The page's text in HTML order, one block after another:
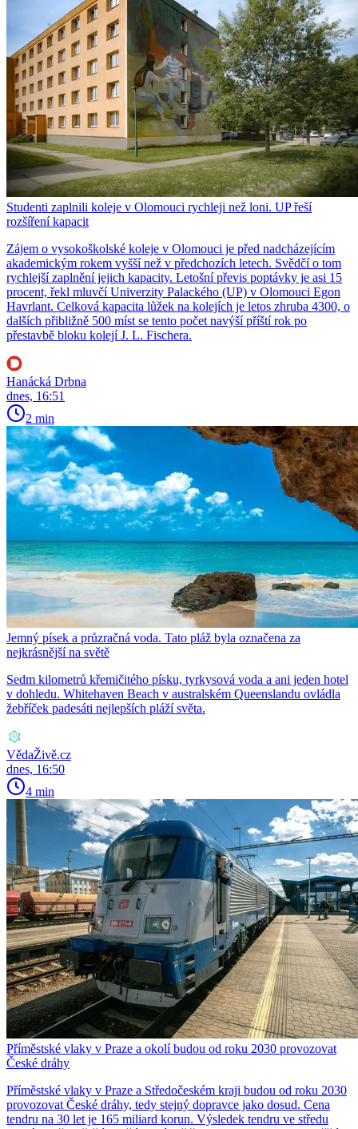
Studenti zaplnili koleje v Olomouci rychleji než loni. UP řeší
rozšíření kapacit
Zájem o vysokoškolské koleje v Olomouci je před nadcházejícím
akademickým rokem vyšší než v předchozích letech. Svědčí o tom
rychlejší zaplnění jejich kapacity. Letošní převis poptávky je asi 15
procent, řekl mluvčí Univerzity Palackého (UP) v Olomouci Egon
Havrlant. Celková kapacita lůžek na kolejích je letos zhruba 4300, o
dalších přibližně 500 míst se tento počet navýší příští rok po
přestavbě bloku kolejí J. L. Fischera.
Hanácká Drbna
dnes, 16:51
2 min
Jemný písek a průzračná voda. Tato pláž byla označena za
nejkrásnější na světě
Sedm kilometrů křemičitého písku, tyrkysová voda a ani jeden hotel
v dohledu. Whitehaven Beach v australském Queenslandu ovládla
žebříček padesáti nejlepších pláží světa.
VědaŽivě.cz
dnes, 16:50
4 min
Příměstské vlaky v Praze a okolí budou od roku 2030 provozovat
České dráhy
Příměstské vlaky v Praze a Středočeském kraji budou od roku 2030
provozovat České dráhy, tedy stejný dopravce jako dosud. Cena
tendru na 30 let je 165 miliard korun. Výsledek tendru ve středu